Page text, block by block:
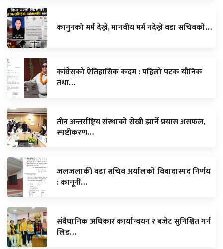
कानुनको मर्म देख्ने, मानवीय मर्म नदेख्ने वडा सचिवको…
कांग्रेसको ऐतिहासिक कदम : पहिलो पटक यौनिक
तथा…
तीन अन्तर्राष्ट्रिय संस्थाको सेखी झार्ने प्रयास असफल,
स्पष्टीकरण…
जलजलाकी वडा सचिव अर्यालको विवादास्पद निर्णय
: कानूनी…
संवैधानिक अधिकार कार्यान्वयन र बजेट सुनिश्चित गर्न
लिड…